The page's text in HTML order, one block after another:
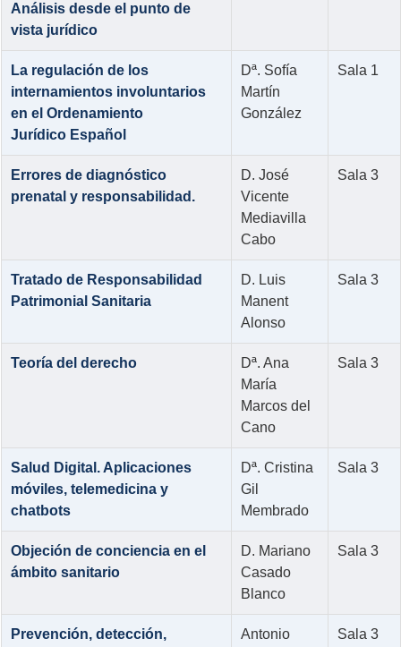
Análisis desde el punto de
vista jurídico
La regulación de los
internamientos involuntarios
en el Ordenamiento
Jurídico Español
Dª. Sofía
Martín
González
Sala 1
Errores de diagnóstico
prenatal y responsabilidad.
D. José
Vicente
Mediavilla
Cabo
Sala 3
Tratado de Responsabilidad
Patrimonial Sanitaria
D. Luis
Manent
Alonso
Sala 3
Teoría del derecho
Dª. Ana
María
Marcos del
Cano
Sala 3
Salud Digital. Aplicaciones
móviles, telemedicina y
chatbots
Dª. Cristina
Gil
Membrado
Sala 3
Objeción de conciencia en el
ámbito sanitario
D. Mariano
Casado
Blanco
Sala 3
Prevención, detección,
Antonio
Sala 3